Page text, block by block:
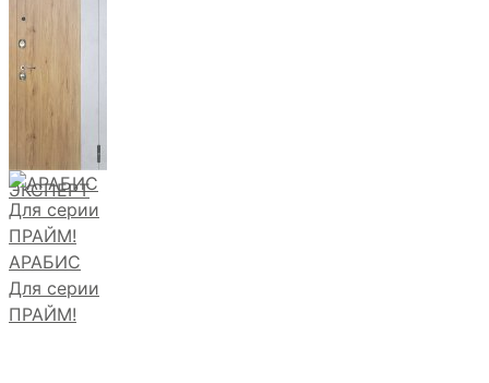
ЭКСПЕРТ
АРАБИС
Для серии
ПРАЙМ!